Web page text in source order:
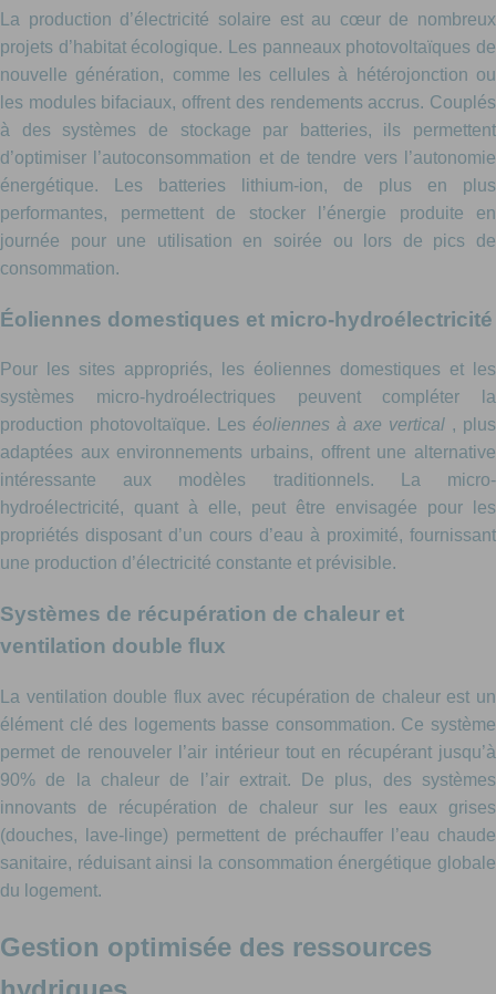
La production d’électricité solaire est au cœur de nombreux
projets d’habitat écologique. Les panneaux photovoltaïques de
nouvelle génération, comme les cellules à hétérojonction ou
les modules bifaciaux, offrent des rendements accrus. Couplés
à des systèmes de stockage par batteries, ils permettent
d’optimiser l’autoconsommation et de tendre vers l’autonomie
énergétique. Les batteries lithium-ion, de plus en plus
performantes, permettent de stocker l’énergie produite en
journée pour une utilisation en soirée ou lors de pics de
consommation.
Éoliennes domestiques et micro-hydroélectricité
Pour les sites appropriés, les éoliennes domestiques et les
systèmes micro-hydroélectriques peuvent compléter la
production photovoltaïque. Les éoliennes à axe vertical , plus
adaptées aux environnements urbains, offrent une alternative
intéressante aux modèles traditionnels. La micro-
hydroélectricité, quant à elle, peut être envisagée pour les
propriétés disposant d’un cours d’eau à proximité, fournissant
une production d’électricité constante et prévisible.
Systèmes de récupération de chaleur et
ventilation double flux
La ventilation double flux avec récupération de chaleur est un
élément clé des logements basse consommation. Ce système
permet de renouveler l’air intérieur tout en récupérant jusqu’à
90% de la chaleur de l’air extrait. De plus, des systèmes
innovants de récupération de chaleur sur les eaux grises
(douches, lave-linge) permettent de préchauffer l’eau chaude
sanitaire, réduisant ainsi la consommation énergétique globale
du logement.
Gestion optimisée des ressources